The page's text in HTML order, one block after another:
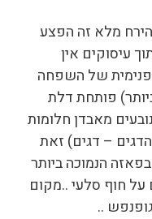
מלא זה הפצע
עיסוקים אין
של השפחה
פותחת דלת
מאבדן חלומות
הדגים – דגים) זאת
הנמוכה ביותר
על חוף סלעי ..מקום
..